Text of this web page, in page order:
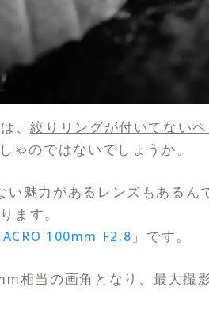
、絞りリングが付いてない
ゃのではないでしょうか。
魅力があるレンズもあるん
ます。
100mm F2.8 」です。
相当の画角となり、最大撮